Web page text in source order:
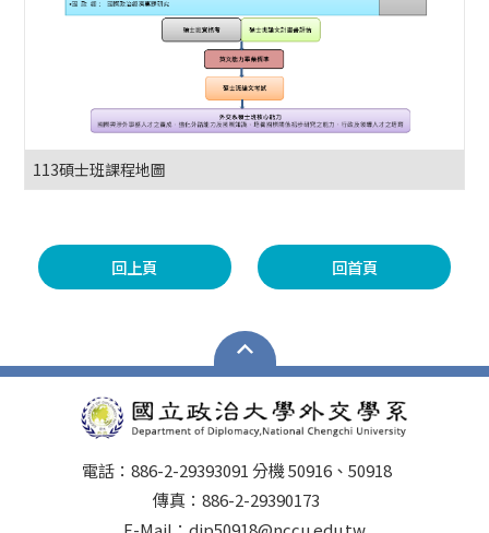
113碩士班課程地圖
回上頁 回首頁
電話：886-2-29393091 分機 50916、50918
傳真：886-2-29390173